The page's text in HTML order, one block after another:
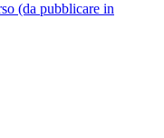
(da pubblicare in